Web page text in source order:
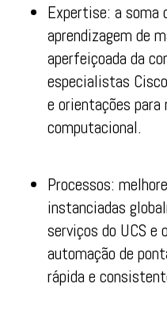
Expertise: a soma
aprendizagem de
aperfeiçoada da
especialistas
e orientações
computacional.
Processos:
instanciadas
serviços do UCS
automação de
rápida e